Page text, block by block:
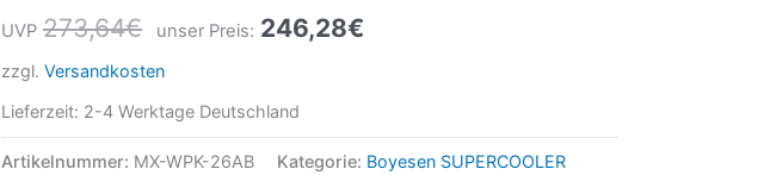
UVP 273,64€ unser Preis: 246,28€
zzgl. Versandkosten
Lieferzeit: 2-4 Werktage Deutschland
Artikelnummer: MX-WPK-26AB Kategorie: Boyesen SUPERCOOLER
Menge